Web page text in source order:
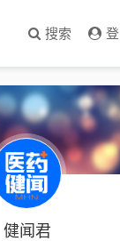
搜索
健闻君